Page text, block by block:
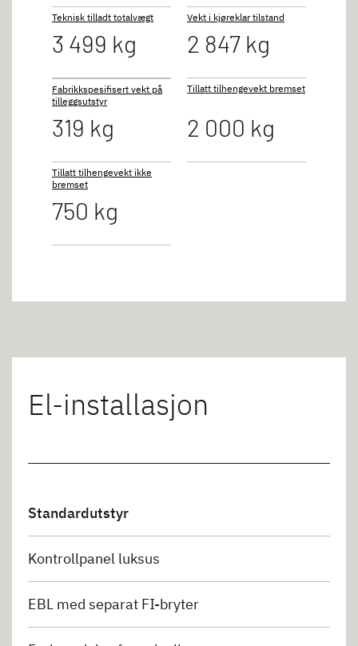
Teknisk tilladt totalvægt
3 499 kg
Vekt i kjøreklar tilstand
2 847 kg
Fabrikkspesifisert vekt på
tilleggsutstyr
319 kg
Tillatt tilhengevekt bremset
2 000 kg
Tillatt tilhengevekt ikke
bremset
750 kg
El-installasjon
Standardutstyr
Kontrollpanel luksus
EBL med separat FI-bryter